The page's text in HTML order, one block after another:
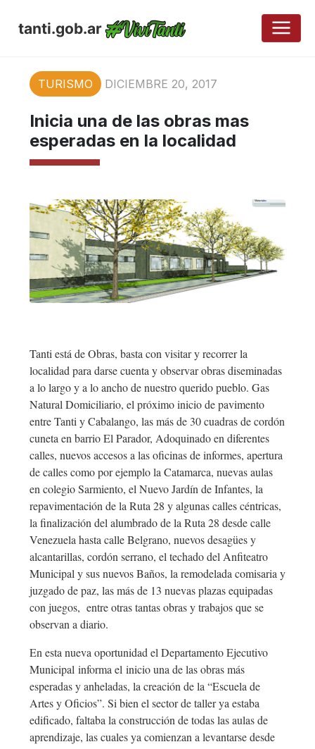
tanti.gob.ar
TURISMO DICIEMBRE 20, 2017
Inicia una de las obras mas
esperadas en la localidad
Tanti está de Obras, basta con visitar y recorrer la
localidad para darse cuenta y observar obras diseminadas
a lo largo y a lo ancho de nuestro querido pueblo. Gas
Natural Domiciliario, el próximo inicio de pavimento
entre Tanti y Cabalango, las más de 30 cuadras de cordón
cuneta en barrio El Parador, Adoquinado en diferentes
calles, nuevos accesos a las oficinas de informes, apertura
de calles como por ejemplo la Catamarca, nuevas aulas
en colegio Sarmiento, el Nuevo Jardín de Infantes, la
repavimentación de la Ruta 28 y algunas calles céntricas,
la finalización del alumbrado de la Ruta 28 desde calle
Venezuela hasta calle Belgrano, nuevos desagües y
alcantarillas, cordón serrano, el techado del Anfiteatro
Municipal y sus nuevos Baños, la remodelada comisaria y
juzgado de paz, las más de 13 nuevas plazas equipadas
con juegos, entre otras tantas obras y trabajos que se
observan a diario.
En esta nueva oportunidad el Departamento Ejecutivo
Municipal informa el inicio una de las obras más
esperadas y anheladas, la creación de la “Escuela de
Artes y Oficios”. Si bien el sector de taller ya estaba
edificado, faltaba la construcción de todas las aulas de
aprendizaje, las cuales ya comienzan a levantarse desde